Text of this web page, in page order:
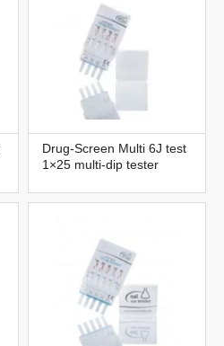
Drug-Screen Multi 6J test
1×25 multi-dip tester